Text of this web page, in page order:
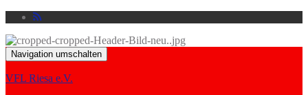
Navigation umschalten
VFL Riesa e.V.